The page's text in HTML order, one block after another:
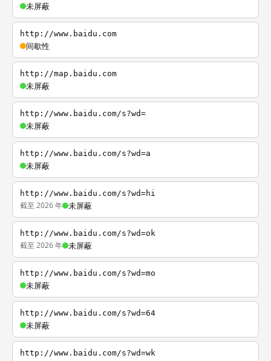
未屏蔽
http://www.baidu.com
间歇性
http://map.baidu.com
未屏蔽
http://www.baidu.com/s?wd=
未屏蔽
http://www.baidu.com/s?wd=a
未屏蔽
http://www.baidu.com/s?wd=hi
截至 2026 年 未屏蔽
http://www.baidu.com/s?wd=ok
截至 2026 年 未屏蔽
http://www.baidu.com/s?wd=mo
未屏蔽
http://www.baidu.com/s?wd=64
未屏蔽
http://www.baidu.com/s?wd=wk